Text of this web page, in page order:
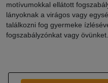
motívumokkal ellátott
lányoknak a virágos vagy
találkozni fog gyermeke
fogszabályzónkat vagy övünket.